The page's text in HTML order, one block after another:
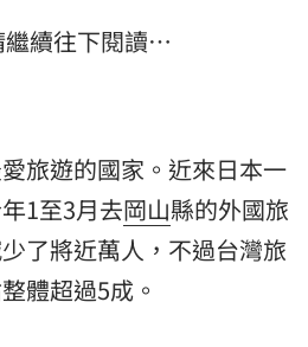
繼續往下閱讀…
旅遊的國家。近來日本一
1至3月去岡山縣的外國旅
了將近萬人，不過台灣旅
體超過5成。